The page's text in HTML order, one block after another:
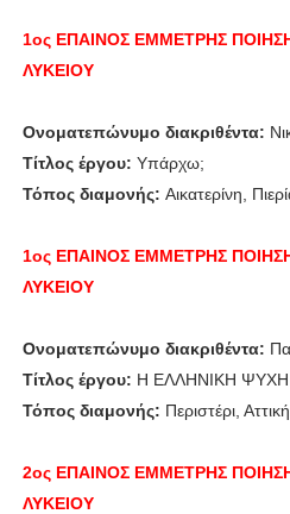
1ος ΕΠΑΙΝΟΣ ΕΜΜΕΤΡΗΣ
ΛΥΚΕΙΟΥ
Ονοματεπώνυμο διακριθέντα:
Τίτλος έργου: Υπάρχω;
Τόπος διαμονής: Αικατερίνη,
1ος ΕΠΑΙΝΟΣ ΕΜΜΕΤΡΗΣ
ΛΥΚΕΙΟΥ
Ονοματεπώνυμο διακριθέντα:
Τίτλος έργου: Η ΕΛΛΗΝΙΚΗ ΨΥΧΗ
Τόπος διαμονής: Περιστέρι, Αττική
2ος ΕΠΑΙΝΟΣ ΕΜΜΕΤΡΗΣ
ΛΥΚΕΙΟΥ